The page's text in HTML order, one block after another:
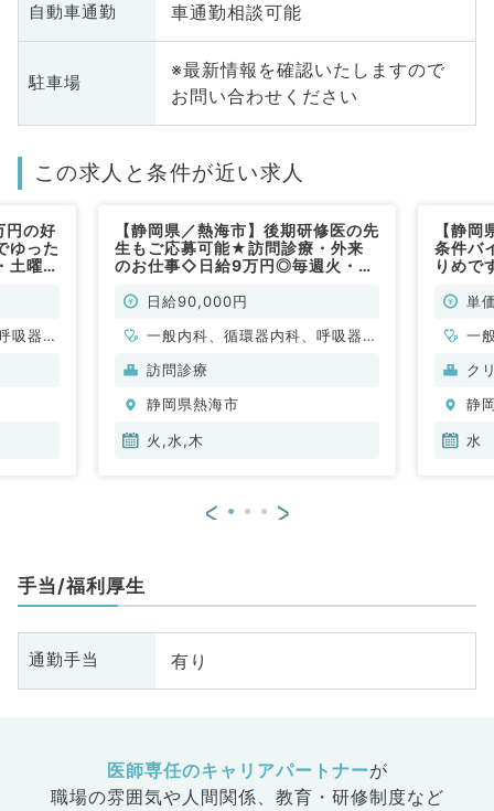
自動車通勤 車通勤相談可能
駐車場
※最新情報を確認いたしますので
お問い合わせください
この求人と条件が近い求人
円の好
ゆった
土曜よ
吸器内
【静岡県／熱海市】後期研修医の先
生もご応募可能★訪問診療・外来
のお仕事◇日給9万円◎毎週火・
可能！（内科系／非常勤）
日給90,000円
一般内科、循環器内科、呼吸器内
科、消化器内科、老年内科
訪問診療
静岡県熱海市
火,水,木
【静
条件バ
りめで
勤）単
一
科
ク
静
水
< >
手当/福利厚生
通勤手当 有り
医師専任のキャリアパートナーが
職場の雰囲気や人間関係、 教育・研修制度など